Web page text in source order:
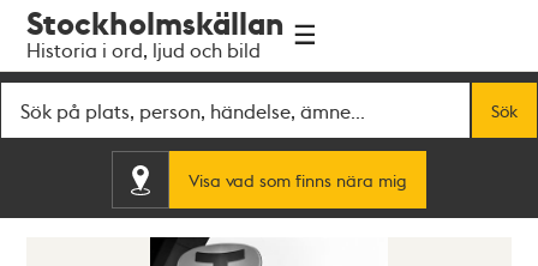
navigationen
huvudinnehållet
Stockholmskällan
Historia i ord, ljud och bild
Sök
Visa vad som finns nära mig